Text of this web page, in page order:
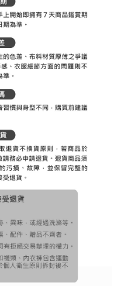
用額度並採取法律行動。